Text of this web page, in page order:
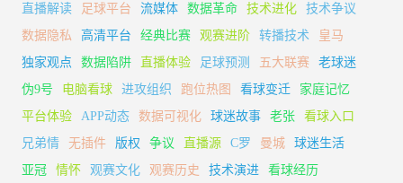
直播解读
足球平台 流媒体 数据革命 技术进化
技术争议
数据隐私
高清平台 经典比赛 观赛进阶 转播技术
皇马
独家观点
数据陷阱 直播体验 足球预测 五大联赛
老球迷
伪9号
电脑看球 进攻组织 跑位热图 看球变迁
家庭记忆
平台体验
APP动态 数据可视化 球迷故事 老张
看球入口
兄弟情
无插件 版权 争议 直播源 C罗 曼城
球迷生活
亚冠
情怀 观赛文化 观赛历史 技术演进 看球经历